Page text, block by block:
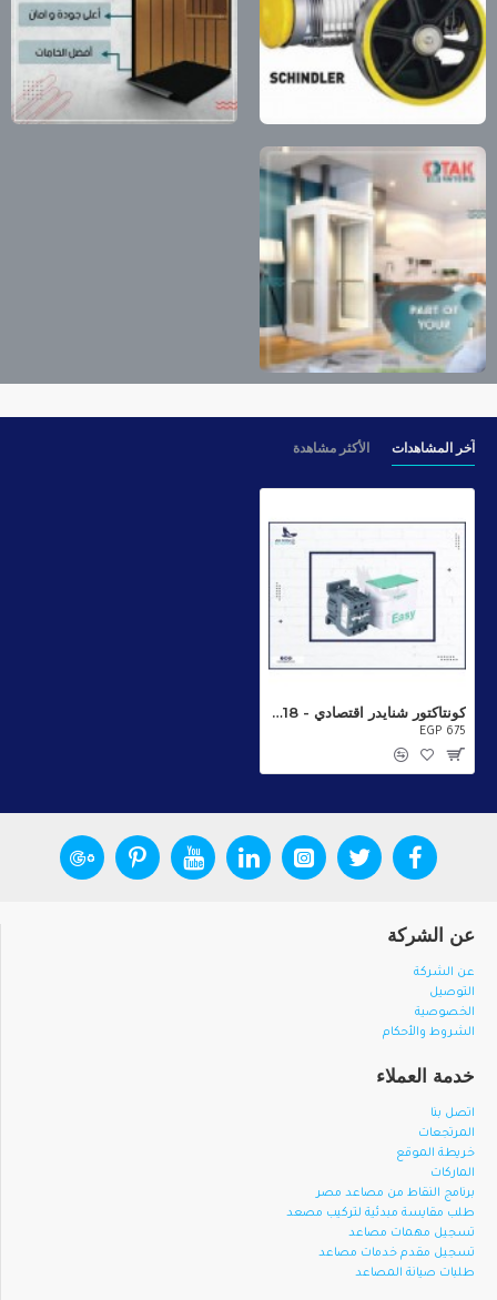
آخر المشاهدات الأكثر مشاهدة
كونتاكتور شنايدر اقتصادي - 18 أمبير - كونتاكت مقفول
EGP 675
عن الشركة
عن الشركة
التوصيل
الخصوصية
الشروط والأحكام
خدمة العملاء
اتصل بنا
المرتجعات
خريطة الموقع
الماركات
برنامج النقاط من مصاعد مصر
طلب مقايسة مبدئية لتركيب مصعد
تسجيل مهمات مصاعد
تسجيل مقدم خدمات مصاعد
طلبات صيانة المصاعد